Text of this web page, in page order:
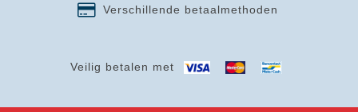
Veilig betalen met
Verschillende betaalmethoden